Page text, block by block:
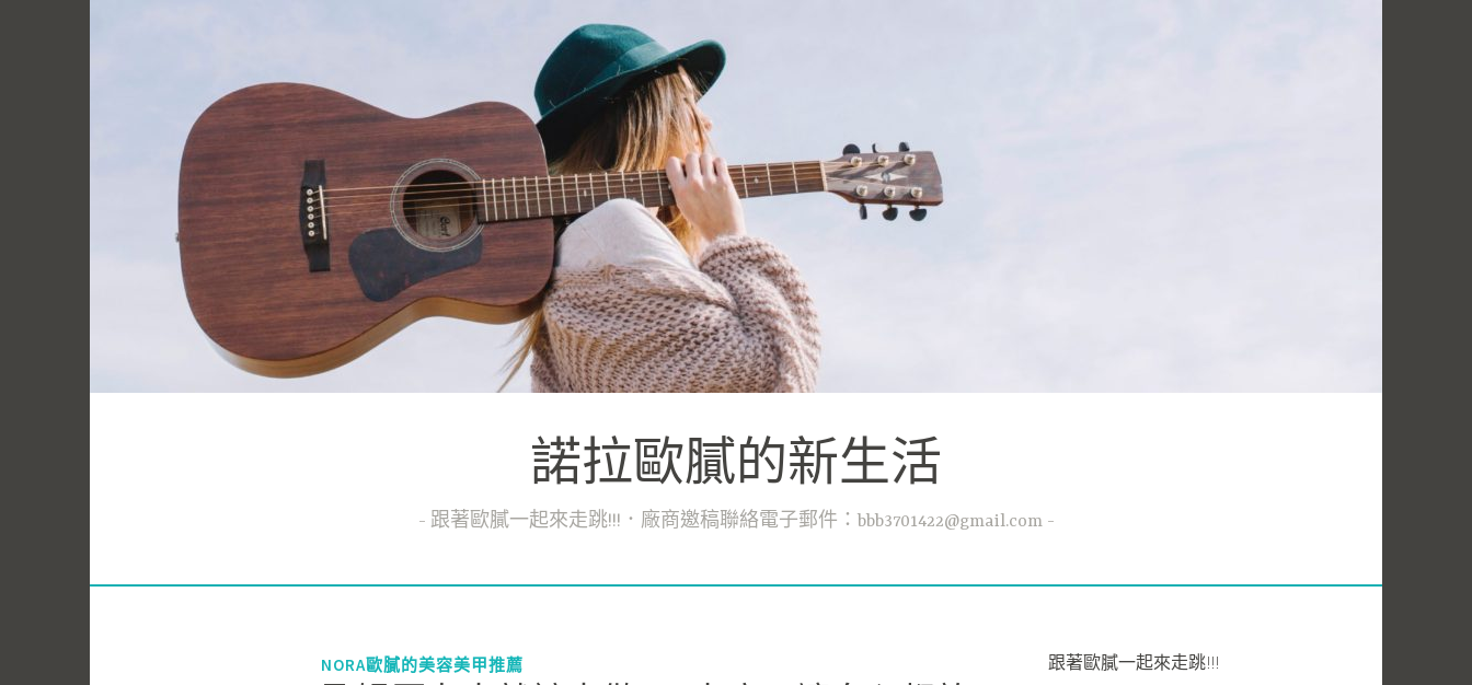
諾拉歐膩的新生活
跟著歐膩一起來走跳!!!．廠商邀稿聯絡電子郵件：bbb3701422@gmail.com
NORA歐膩的美容美甲推薦 跟著歐膩一起來走跳!!!